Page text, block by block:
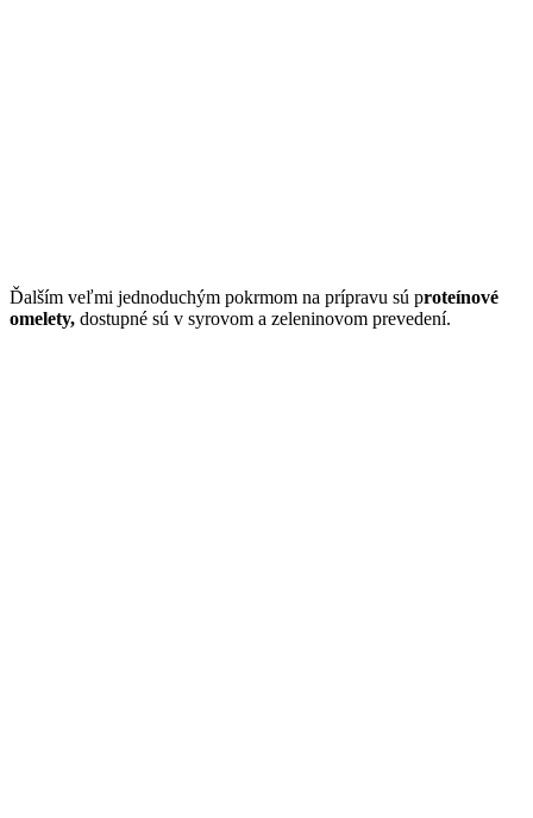
Ďalším veľmi jednoduchým pokrmom na prípravu sú proteínové
omelety, dostupné sú v syrovom a zeleninovom prevedení.